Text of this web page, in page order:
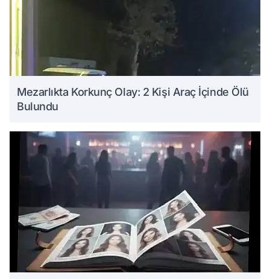
Mezarlıkta Korkunç Olay: 2 Kişi Araç İçinde Ölü
Bulundu